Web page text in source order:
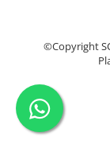
©Copyright